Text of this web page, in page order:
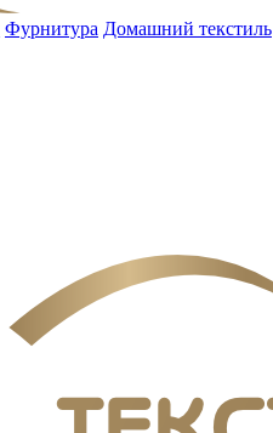
Фурнитура Домашний текстиль